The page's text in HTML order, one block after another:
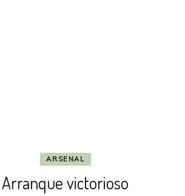
ARSENAL
Arranque victorioso